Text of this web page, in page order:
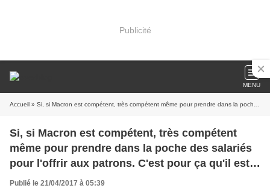
Publicité
MENU
Accueil » Si, si Macron est compétent, très compétent même pour prendre dans la poche des salariés pour l'offrir aux patrons. C'est pour ça qu'il est le candidat de l'oligarchie
Si, si Macron est compétent, très compétent
même pour prendre dans la poche des salariés
pour l'offrir aux patrons. C'est pour ça qu'il est
le candidat de l'oligarchie
Publié le 21/04/2017 à 05:39